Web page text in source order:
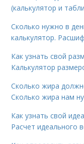
(калькулятор и
Сколько нужно в
калькулятор.
Как узнать свой
Калькулятор
Сколько жира
Сколько жира нам
Как узнать свой
Расчет идеального